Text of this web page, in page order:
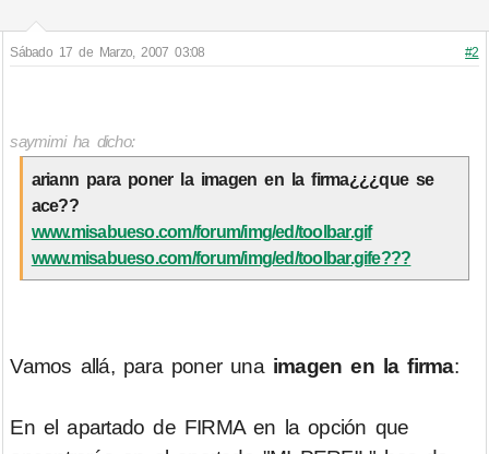
Sábado 17 de Marzo, 2007 03:08 #2
saymimi ha dicho:
ariann para poner la imagen en la firma¿¿¿que se
ace??
www.misabueso.com/forum/img/ed/toolbar.gif
www.misabueso.com/forum/img/ed/toolbar.gife???
Vamos allá, para poner una imagen en la firma:
En el apartado de FIRMA en la opción que